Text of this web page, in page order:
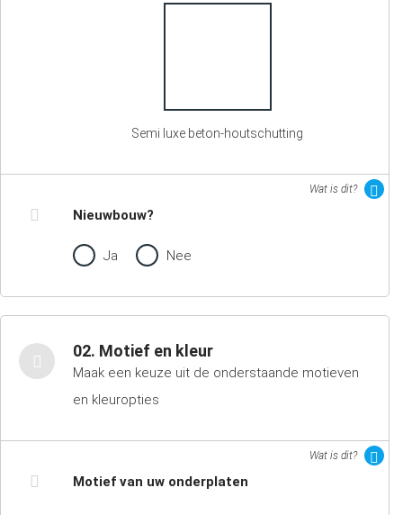
Semi luxe beton-houtschutting
Wat is dit?
Nieuwbouw?
Ja Nee
02. Motief en kleur
Maak een keuze uit de onderstaande motieven
en kleuropties
Wat is dit?
Motief van uw onderplaten